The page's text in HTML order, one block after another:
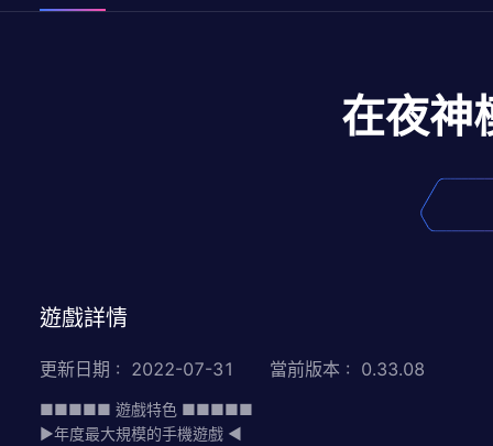
在夜神
遊戲詳情
更新日期 : 2022-07-31 當前版本 : 0.33.08
■■■■■ 遊戲特色 ■■■■■
▶年度最大規模的手機遊戲 ◀